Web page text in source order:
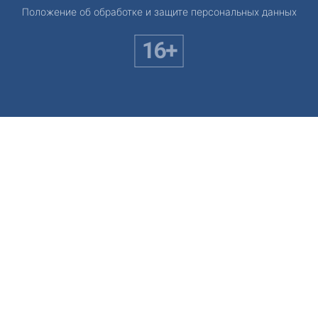
Положение об обработке и защите персональных данных